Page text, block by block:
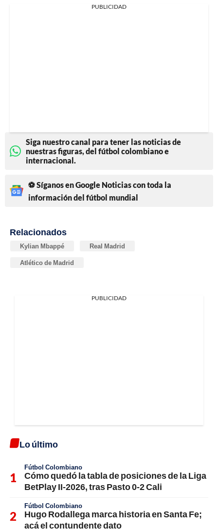
PUBLICIDAD
Siga nuestro canal para tener las noticias de
nuestras figuras, del fútbol colombiano e
internacional.
⚽ Síganos en Google Noticias con toda la
información del fútbol mundial
Relacionados
Kylian Mbappé Real Madrid
Atlético de Madrid
PUBLICIDAD
Lo último
Fútbol Colombiano
Cómo quedó la tabla de posiciones de la Liga
BetPlay II-2026, tras Pasto 0-2 Cali
Fútbol Colombiano
Hugo Rodallega marca historia en Santa Fe;
acá el contundente dato